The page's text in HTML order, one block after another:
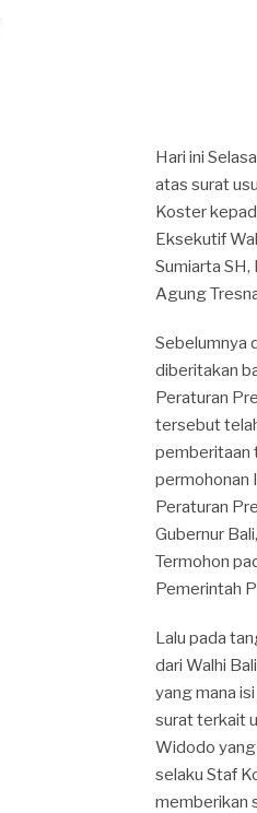
Hari ini
atas surat
Koster
Eksekutif
Sumiarta
Agung
Sebelumnya
diberitakan
Peraturan
tersebut
pemberitaan
permohonan
Peraturan
Gubernur
Termohon
Pemerintah
Lalu pada
dari Walhi
yang mana
surat terkait
Widodo yang
selaku Staf
memberikan